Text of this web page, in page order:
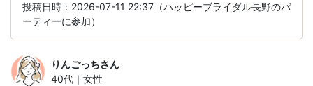
投稿日時：2026-07-11 22:37（ハッピーブライダル長野のパ
ーティーに参加）
りんごっちさん
40代｜女性